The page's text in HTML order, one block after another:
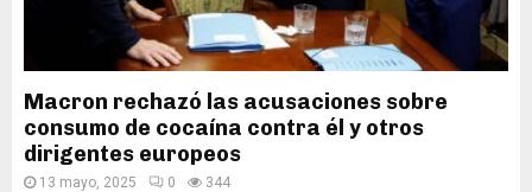
Macron rechazó las acusaciones sobre
consumo de cocaína contra él y otros
dirigentes europeos
13 mayo, 2025 0 344